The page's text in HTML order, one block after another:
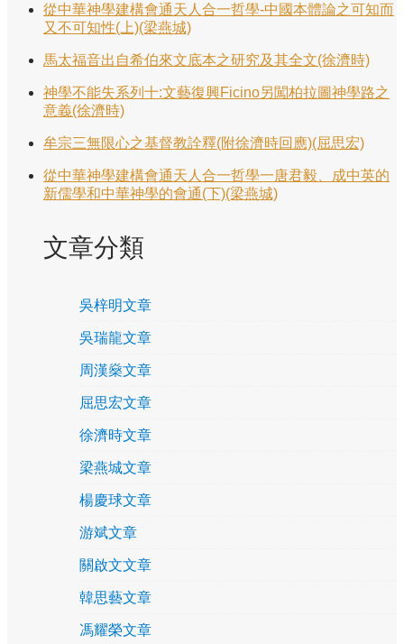
從中華神學建構會通天人合一哲學-中國本體論之可知而
又不可知性(上)(梁燕城)
馬太福音出自希伯來文底本之研究及其全文(徐濟時)
神學不能失系列十:文藝復興Ficino另闖柏拉圖神學路之
意義(徐濟時)
牟宗三無限心之基督教詮釋(附徐濟時回應)(屈思宏)
從中華神學建構會通天人合一哲學一唐君毅、成中英的
新儒學和中華神學的會通(下)(梁燕城)
文章分類
吳梓明文章
吳瑞龍文章
周漢燊文章
屈思宏文章
徐濟時文章
梁燕城文章
楊慶球文章
游斌文章
關啟文文章
韓思藝文章
馮耀榮文章